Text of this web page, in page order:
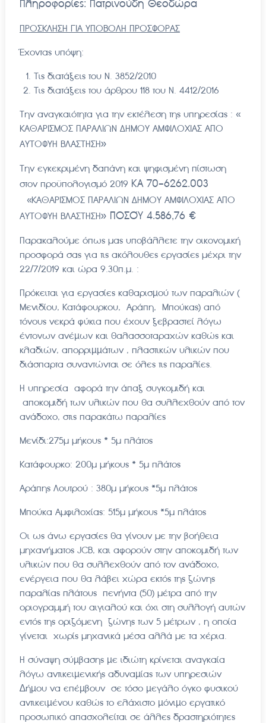
Πληροφορίες: Πατρινούδη Θεοδώρα
ΠΡΟΣΚΛΗΣΗ ΓΙΑ ΥΠΟΒΟΛΗ ΠΡΟΣΦΟΡΑΣ
Έχοντας υπόψη:
Τις διατάξεις του Ν. 3852/2010
Τις διατάξεις του άρθρου 118 του Ν. 4412/2016
Την αναγκαιότητα για την εκτέλεση της υπηρεσίας : «
ΚΑΘΑΡΙΣΜΟΣ ΠΑΡΑΛΙΩΝ ΔΗΜΟΥ ΑΜΦΙΛΟΧΙΑΣ ΑΠΟ
ΑΥΤΟΦΥΗ ΒΛΑΣΤΗΣΗ»
Την εγκεκριμένη δαπάνη και ψηφισμένη πίστωση
στον προϋπολογισμό 2019 ΚΑ 70-6262.003
«ΚΑΘΑΡΙΣΜΟΣ ΠΑΡΑΛΙΩΝ ΔΗΜΟΥ ΑΜΦΙΛΟΧΙΑΣ ΑΠΟ
ΑΥΤΟΦΥΗ ΒΛΑΣΤΗΣΗ» ΠΟΣΟΎ 4.586,76 €
Παρακαλούμε όπως μας υποβάλλετε την οικονομική
προσφορά σας για τις ακόλουθες εργασίες μέχρι την
22/7/2019 και ώρα 9.30π.μ. :
Πρόκειται για εργασίες καθαρισµού των παραλιών (
Μενιδίου, Κατάφουρκου, Αράπη, Μπούκας) από
τόνους νεκρά φύκια που έχουν ξεβραστεί λόγω
έντονων ανέµων και θαλασσοταραχών καθώς και
κλαδιών, απορριµµάτων , πλαστικών υλικών που
διάσπαρτα συναντώνται σε όλες τις παραλίες.
Η υπηρεσία αφορά την άπαξ συγκομιδή και
αποκομιδή των υλικών που θα συλλεχθούν από τον
ανάδοχο, στις παρακάτω παραλίες
Μενίδι:275μ μήκους * 5μ πλάτος
Κατάφουρκο: 200μ μήκους * 5μ πλάτος
Αράπης Λουτρού : 380μ μήκους *5μ πλάτος
Μπούκα Αμφιλοχίας: 515μ μήκους *5μ πλάτος
Οι ως άνω εργασίες θα γίνουν με την βοήθεια
μηχανήματος JCB, και αφορούν στην αποκομιδή των
υλικών που θα συλλεχθούν από τον ανάδοχο,
ενέργεια που θα λάβει χώρα εκτός της ζώνης
παραλίας πλάτους πενήντα (50) μέτρα από την
οριογραμμή του αιγιαλού και όχι στη συλλογή αυτών
εντός της οριζόμενη ζώνης των 5 μέτρων , η οποία
γίνεται χωρίς μηχανικά μέσα αλλά με τα χέρια.
Η σύναψη σύµβασης µε ιδιώτη κρίνεται αναγκαία
λόγω αντικειµενικής αδυναµίας των υπηρεσιών
∆ήµου να επέµβουν σε τόσο µεγάλο όγκο φυσικού
αντικειµένου καθώς το ελάχιστο µόνιµο εργατικό
προσωπικό απασχολείται σε άλλες δραστηριότητες